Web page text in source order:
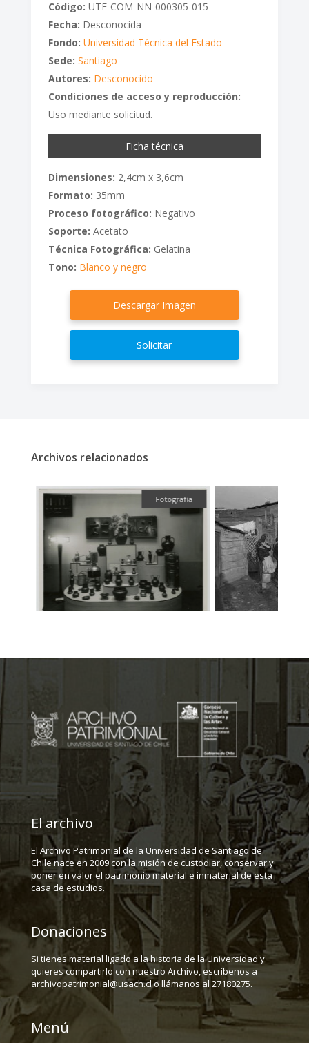
Código: UTE-COM-NN-000305-015
Fecha: Desconocida
Fondo: Universidad Técnica del Estado
Sede: Santiago
Autores: Desconocido
Condiciones de acceso y reproducción:
Uso mediante solicitud.
Ficha técnica
Dimensiones: 2,4cm x 3,6cm
Formato: 35mm
Proceso fotográfico: Negativo
Soporte: Acetato
Técnica Fotográfica: Gelatina
Tono: Blanco y negro
Descargar Imagen
Solicitar
Archivos relacionados
Fotografía
El archivo
El Archivo Patrimonial de la Universidad de Santiago de
Chile nace en 2009 con la misión de custodiar, conservar y
poner en valor el patrimonio material e inmaterial de esta
casa de estudios.
Donaciones
Si tienes material ligado a la historia de la Universidad y
quieres compartirlo con nuestro Archivo, escríbenos a
archivopatrimonial@usach.cl o llámanos al 27180275.
Menú